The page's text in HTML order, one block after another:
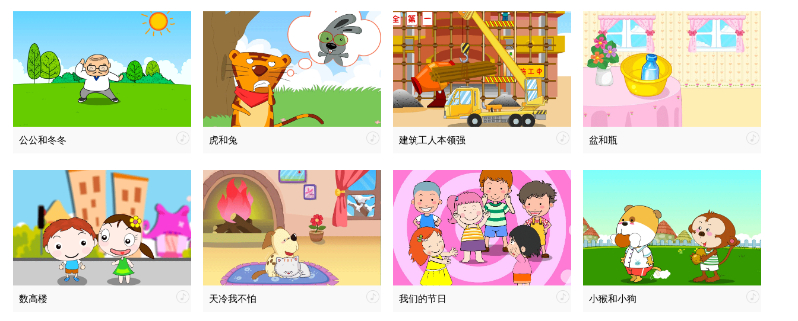
公公和冬冬 虎和兔 建筑工人本领强 盆和瓶
数高楼 天冷我不怕 我们的节日 小猴和小狗